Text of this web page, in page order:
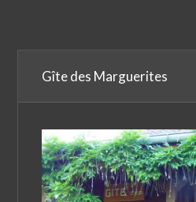
Gîte des Marguerites